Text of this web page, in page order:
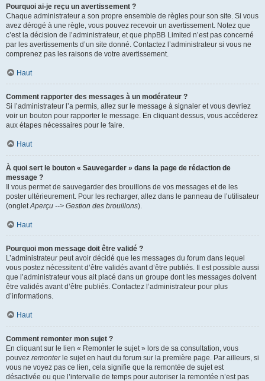
Pourquoi ai-je reçu un avertissement ?
Chaque administrateur a son propre ensemble de règles pour son site. Si vous
avez dérogé à une règle, vous pouvez recevoir un avertissement. Notez que
c’est la décision de l’administrateur, et que phpBB Limited n’est pas concerné
par les avertissements d’un site donné. Contactez l’administrateur si vous ne
comprenez pas les raisons de votre avertissement.
Haut
Comment rapporter des messages à un modérateur ?
Si l’administrateur l’a permis, allez sur le message à signaler et vous devriez
voir un bouton pour rapporter le message. En cliquant dessus, vous accéderez
aux étapes nécessaires pour le faire.
Haut
À quoi sert le bouton « Sauvegarder » dans la page de rédaction de
message ?
Il vous permet de sauvegarder des brouillons de vos messages et de les
poster ultérieurement. Pour les recharger, allez dans le panneau de l’utilisateur
(ongletAperçu --> Gestion des brouillons).
Haut
Pourquoi mon message doit être validé ?
L’administrateur peut avoir décidé que les messages du forum dans lequel
vous postez nécessitent d’être validés avant d’être publiés. Il est possible aussi
que l’administrateur vous ait placé dans un groupe dont les messages doivent
être validés avant d’être publiés. Contactez l’administrateur pour plus
d’informations.
Haut
Comment remonter mon sujet ?
En cliquant sur le lien « Remonter le sujet » lors de sa consultation, vous
pouvez remonterle sujet en haut du forum sur la première page. Par ailleurs, si
vous ne voyez pas ce lien, cela signifie que la remontée de sujet est
désactivée ou que l’intervalle de temps pour autoriser la remontée n’est pas